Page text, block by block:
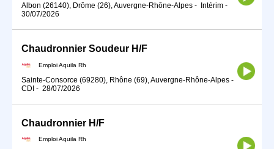
Albon (26140), Drôme (26), Auvergne-Rhône-Alpes - Intérim -
30/07/2026
Chaudronnier Soudeur H/F
Emploi Aquila Rh
Sainte-Consorce (69280), Rhône (69), Auvergne-Rhône-Alpes -
CDI - 28/07/2026
Chaudronnier H/F
Emploi Aquila Rh